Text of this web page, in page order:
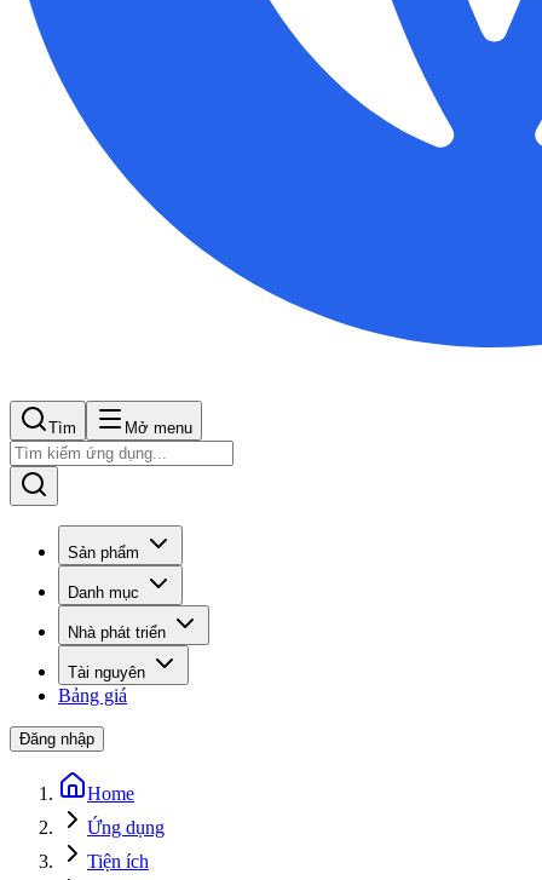
Tìm Mở menu
Sản phẩm
Danh mục
Nhà phát triển
Tài nguyên
Bảng giá
Đăng nhập
Home
Ứng dụng
Tiện ích